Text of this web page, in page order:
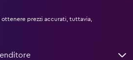
ottenere prezzi accurati, tuttavia,